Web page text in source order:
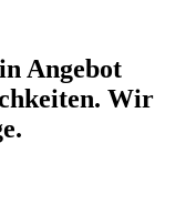
Angebot
Wir